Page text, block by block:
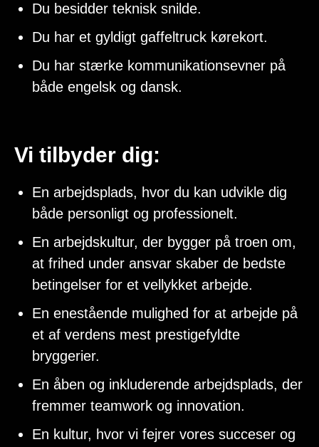
Du besidder teknisk snilde.
Du har et gyldigt gaffeltruck kørekort.
Du har stærke kommunikationsevner på
både engelsk og dansk.
Vi tilbyder dig:
En arbejdsplads, hvor du kan udvikle dig
både personligt og professionelt.
En arbejdskultur, der bygger på troen om,
at frihed under ansvar skaber de bedste
betingelser for et vellykket arbejde.
En enestående mulighed for at arbejde på
et af verdens mest prestigefyldte
bryggerier.
En åben og inkluderende arbejdsplads, der
fremmer teamwork og innovation.
En kultur, hvor vi fejrer vores succeser og